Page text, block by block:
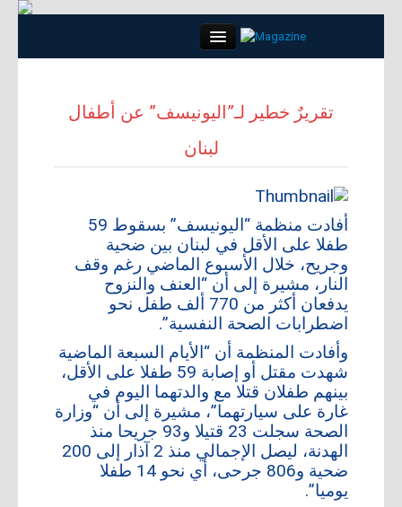
مواضيع
أبراج
أعلن معنا
أرشيف
تقريرٌ خطير لـ”اليونيسف” عن أطفال
لبنان
أفادت منظمة “اليونيسف” بسقوط 59
طفلا على الأقل في لبنان بين ضحية
وجريح، خلال الأسبوع الماضي رغم وقف
النار، مشيرة إلى أن “العنف والنزوح
يدفعان أكثر من 770 ألف طفل نحو
اضطرابات الصحة النفسية”.
وأفادت المنظمة أن “الأيام السبعة الماضية
شهدت مقتل أو إصابة 59 طفلا على الأقل،
بينهم طفلان قتلا مع والدتهما اليوم في
غارة على سيارتهما”، مشيرة إلى أن “وزارة
الصحة سجلت 23 قتيلا و93 جريحا منذ
الهدنة، ليصل الإجمالي منذ 2 آذار إلى 200
ضحية و806 جرحى، أي نحو 14 طفلا
يوميا”.